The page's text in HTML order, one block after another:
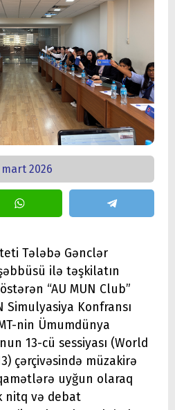
mart 2026
Tələbə Gənclər
ilə təşkilatın
“AU MUN Club”
Simulyasiya Konfransı
nin Ümumdünya
13-cü sessiyası (World
çərçivəsində müzakirə
uyğun olaraq
nitq və debat